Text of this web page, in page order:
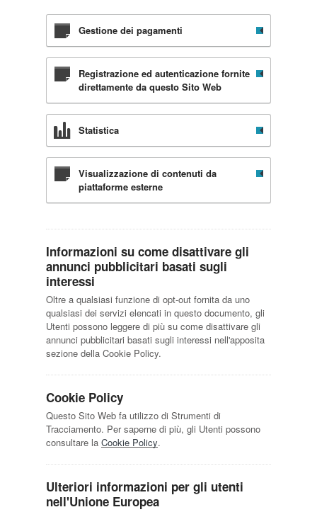
Gestione dei pagamenti
Registrazione ed autenticazione fornite
direttamente da questo Sito Web
Statistica
Visualizzazione di contenuti da
piattaforme esterne
Informazioni su come disattivare gli
annunci pubblicitari basati sugli
interessi
Oltre a qualsiasi funzione di opt-out fornita da uno
qualsiasi dei servizi elencati in questo documento, gli
Utenti possono leggere di più su come disattivare gli
annunci pubblicitari basati sugli interessi nell'apposita
sezione della Cookie Policy.
Cookie Policy
Questo Sito Web fa utilizzo di Strumenti di
Tracciamento. Per saperne di più, gli Utenti possono
consultare la Cookie Policy.
Ulteriori informazioni per gli utenti
nell'Unione Europea